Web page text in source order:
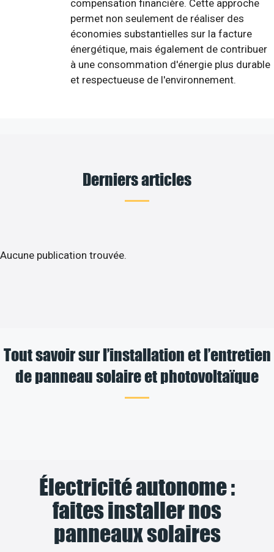
compensation financière. Cette approche
permet non seulement de réaliser des
économies substantielles sur la facture
énergétique, mais également de contribuer
à une consommation d'énergie plus durable
et respectueuse de l'environnement.
Derniers articles
Aucune publication trouvée.
Tout savoir sur l’installation et l’entretien
de panneau solaire et photovoltaïque
Électricité autonome :
faites installer nos
panneaux solaires